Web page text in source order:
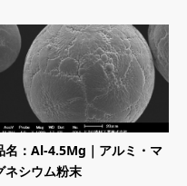
名：Al-4.5Mg｜アルミ・マ
ネシウム粉末